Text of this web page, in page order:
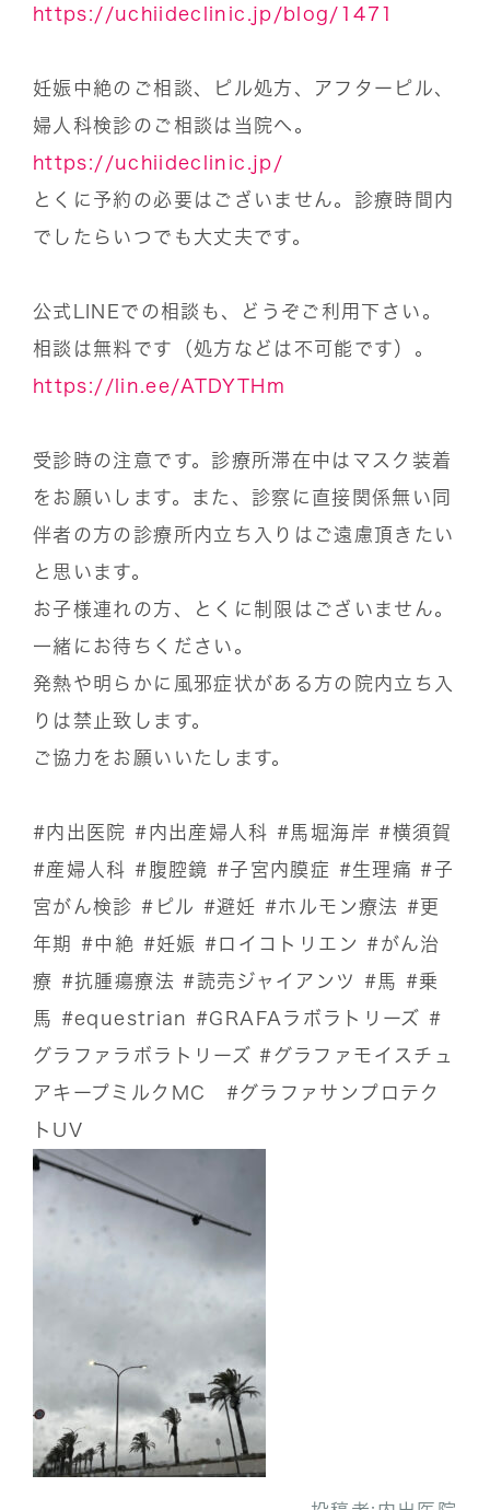
https://uchiideclinic.jp/blog/1471
妊娠中絶のご相談、ピル処方、アフターピル、
婦人科検診のご相談は当院へ。
https://uchiideclinic.jp/
とくに予約の必要はございません。診療時間内
でしたらいつでも大丈夫です。
公式LINEでの相談も、どうぞご利用下さい。
相談は無料です（処方などは不可能です）。
https://lin.ee/ATDYTHm
受診時の注意です。診療所滞在中はマスク装着
をお願いします。また、診察に直接関係無い同
伴者の方の診療所内立ち入りはご遠慮頂きたい
と思います。
お子様連れの方、とくに制限はございません。
一緒にお待ちください。
発熱や明らかに風邪症状がある方の院内立ち入
りは禁止致します。
ご協力をお願いいたします。
#内出医院 #内出産婦人科 #馬堀海岸 #横須賀
#産婦人科 #腹腔鏡 #子宮内膜症 #生理痛 #子
宮がん検診 #ピル #避妊 #ホルモン療法 #更
年期
#中絶 #妊娠 #ロイコトリエン #がん治
療 #抗腫瘍療法 #読売ジャイアンツ #馬
#乗
馬
#equestrian #GRAFAラボラトリーズ #
グラファラボラトリーズ #グラファモイスチュ
アキープミルクMC
#グラファサンプロテク
トUV